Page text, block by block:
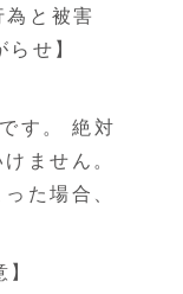
と被害
せ】
す。 絶対
ません。
た場合、